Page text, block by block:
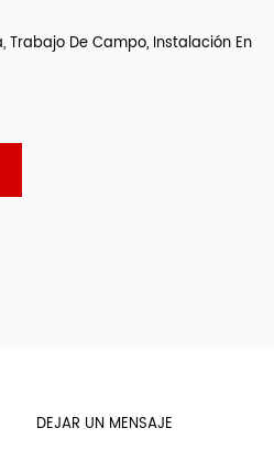
Trabajo De Campo, Instalación En
DEJAR UN MENSAJE